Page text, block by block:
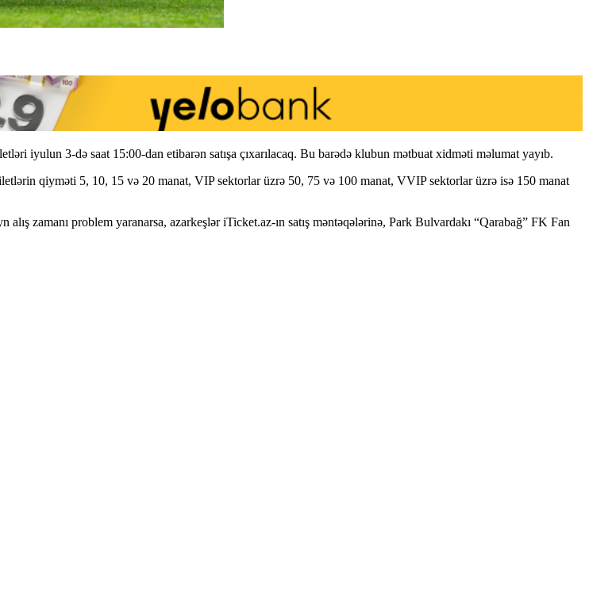
iyulun 3-də saat 15:00-dan etibarən satışa çıxarılacaq. Bu barədə klubun mətbuat xidməti məlumat yayıb.
qiyməti 5, 10, 15 və 20 manat, VIP sektorlar üzrə 50, 75 və 100 manat, VVIP sektorlar üzrə isə 150 manat
zamanı problem yaranarsa, azarkeşlər iTicket.az-ın satış məntəqələrinə, Park Bulvardakı “Qarabağ” FK Fan